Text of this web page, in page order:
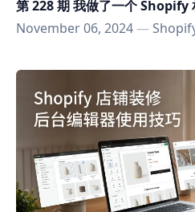
第 228 期 我做了一个 Shopify
November 06, 2024—